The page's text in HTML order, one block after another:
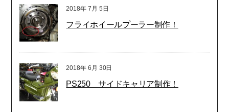
2018年 7月 5日
フライホイールプーラー制作！
2018年 6月 30日
PS250 サイドキャリア制作！